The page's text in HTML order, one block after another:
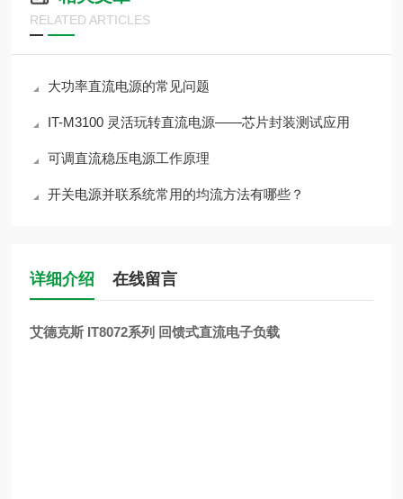
RELATED ARTICLES
大功率直流电源的常见问题
IT-M3100 灵活玩转直流电源——芯片封装测试应用
可调直流稳压电源工作原理
开关电源并联系统常用的均流方法有哪些？
详细介绍 在线留言
艾德克斯 IT8072系列 回馈式直流电子负载